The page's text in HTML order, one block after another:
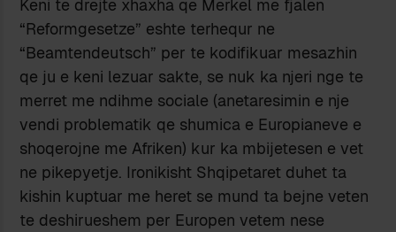
Keni te drejte xhaxha qe Merkel me fjalen
“Reformgesetze” eshte terhequr ne
“Beamtendeutsch” per te kodifikuar mesazhin
qe ju e keni lezuar sakte, se nuk ka njeri nge te
merret me ndihme sociale (anetaresimin e nje
vendi problematik qe shumica e Europianeve e
shoqerojne me Afriken) kur ka mbijetesen e vet
ne pikepyetje. Ironikisht Shqipetaret duhet ta
kishin kuptuar me heret se mund ta bejne veten
te deshirueshem per Europen vetem nese